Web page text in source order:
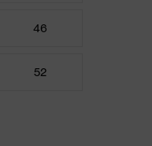
46
52